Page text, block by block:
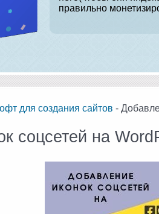
правильно
для создания сайтов -
соцсетей на